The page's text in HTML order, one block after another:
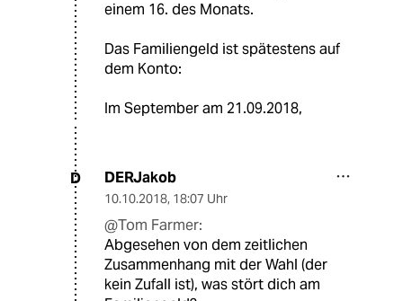
einem 16. des Monats.
Das Familiengeld ist spätestens auf
dem Konto:
Im September am 21.09.2018,
D DERJakob
10.10.2018, 18:07 Uhr
@Tom Farmer:
Abgesehen von dem zeitlichen
Zusammenhang mit der Wahl (der
kein Zufall ist), was stört dich am